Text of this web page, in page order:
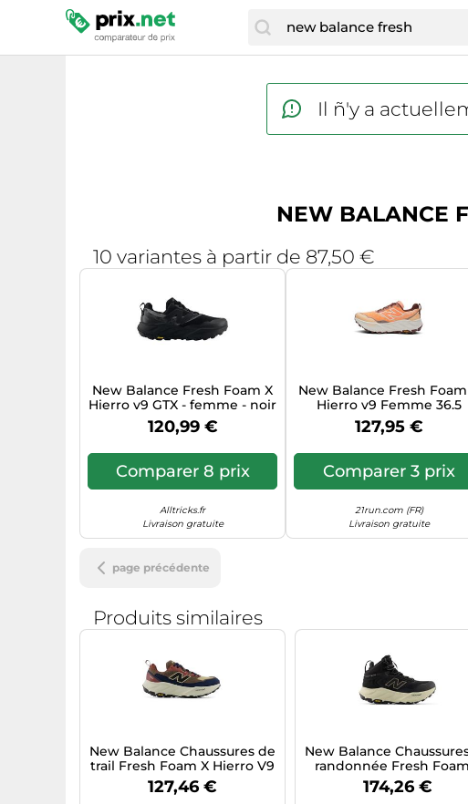
Il ñ'y a
NEW BALANCE
10 variantes à partir de 87,50 €
New Balance Fresh Foam X
Hierro v9 GTX - femme - noir
120,99 €
Comparer 8 prix
Alltricks.fr
Livraison gratuite
New Balance Fresh
Hierro v9 Femme 36.5
127,95 €
Comparer 3 prix
21run.com (FR)
Livraison gratuite
page précédente
Produits similaires
New Balance Chaussures de
trail Fresh Foam X Hierro V9
GTX – EU 42,5 – cortado
127,46 €
New Balance
randonnée Fresh
Hierro Hiker Gore-Tex
37
174,26 €